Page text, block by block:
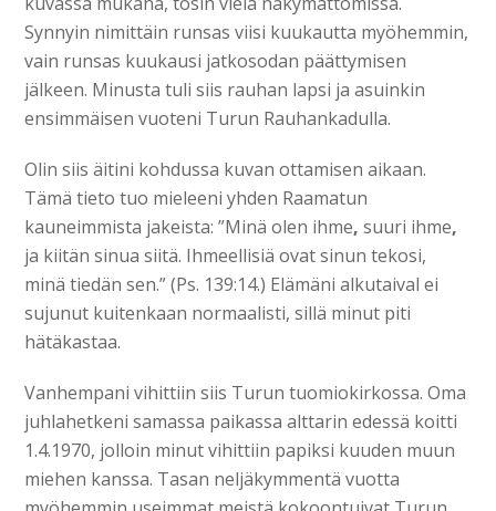
Synnyin nimittäin runsas viisi kuukautta myöhemmin,
vain runsas kuukausi jatkosodan päättymisen
jälkeen. Minusta tuli siis rauhan lapsi ja asuinkin
ensimmäisen vuoteni Turun Rauhankadulla.
Olin siis äitini kohdussa kuvan ottamisen aikaan.
Tämä tieto tuo mieleeni yhden Raamatun
kauneimmista jakeista: ”Minä olen ihme, suuri ihme,
ja kiitän sinua siitä. Ihmeellisiä ovat sinun tekosi,
minä tiedän sen.” (Ps. 139:14.) Elämäni alkutaival ei
sujunut kuitenkaan normaalisti, sillä minut piti
hätäkastaa.
Vanhempani vihittiin siis Turun tuomiokirkossa. Oma
juhlahetkeni samassa paikassa alttarin edessä koitti
1.4.1970, jolloin minut vihittiin papiksi kuuden muun
miehen kanssa. Tasan neljäkymmentä vuotta